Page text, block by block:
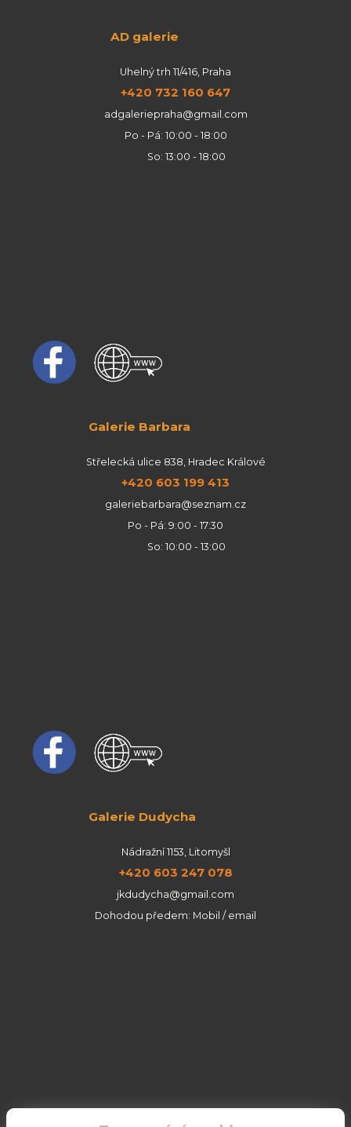
AD galerie
Uhelný trh 11/416, Praha
+420 732 160 647
adgaleriepraha@gmail.com
Po - Pá: 10:00 - 18:00
So: 13:00 - 18:00
Galerie Barbara
Střelecká ulice 838, Hradec Králové
+420 603 199 413
galeriebarbara@seznam.cz
Po - Pá: 9:00 - 17:30
So: 10:00 - 13:00
Galerie Dudycha
Nádražní 1153, Litomyšl
+420 603 247 078
jkdudycha@gmail.com
Dohodou předem: Mobil / email